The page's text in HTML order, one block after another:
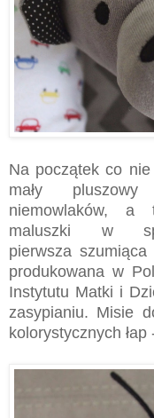
Na początek co
mały
niemowlaków, a
maluszki w
pierwsza
produkowana w
Instytutu Matki i
zasypianiu. Misie
kolorystycznych